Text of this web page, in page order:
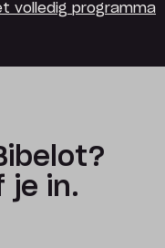
volledig programma
je in.